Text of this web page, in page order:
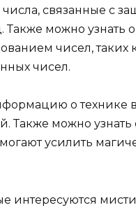
связанные с
Также можно узнать
чисел, таких
чисел.
о технике
Также можно
усилить
интересуются